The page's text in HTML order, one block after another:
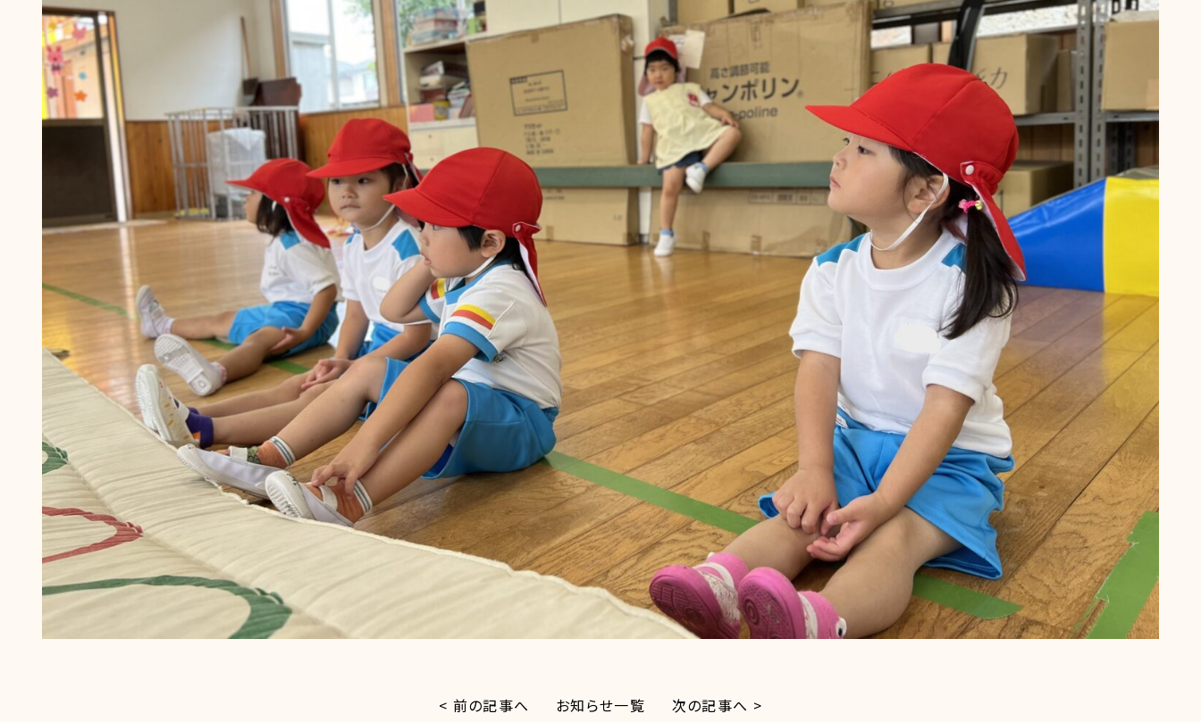
< 前の記事へ お知らせ一覧 次の記事へ >